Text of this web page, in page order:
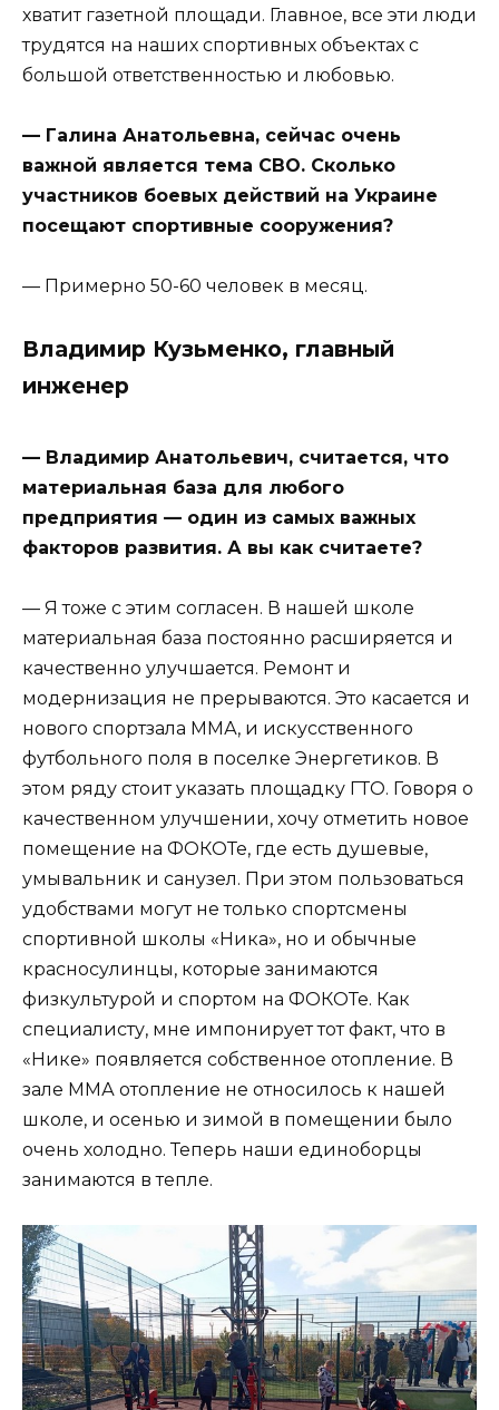
хватит газетной площади. Главное, все эти люди
трудятся на наших спортивных объектах с
большой ответственностью и любовью.
— Галина Анатольевна, сейчас очень
важной является тема СВО. Сколько
участников боевых действий на Украине
посещают спортивные сооружения?
— Примерно 50-60 человек в месяц.
Владимир Кузьменко, главный
инженер
— Владимир Анатольевич, считается, что
материальная база для любого
предприятия — один из самых важных
факторов развития. А вы как считаете?
— Я тоже с этим согласен. В нашей школе
материальная база постоянно расширяется и
качественно улучшается. Ремонт и
модернизация не прерываются. Это касается и
нового спортзала ММА, и искусственного
футбольного поля в поселке Энергетиков. В
этом ряду стоит указать площадку ГТО. Говоря о
качественном улучшении, хочу отметить новое
помещение на ФОКОТе, где есть душевые,
умывальник и санузел. При этом пользоваться
удобствами могут не только спортсмены
спортивной школы «Ника», но и обычные
красносулинцы, которые занимаются
физкультурой и спортом на ФОКОТе. Как
специалисту, мне импонирует тот факт, что в
«Нике» появляется собственное отопление. В
зале ММА отопление не относилось к нашей
школе, и осенью и зимой в помещении было
очень холодно. Теперь наши единоборцы
занимаются в тепле.